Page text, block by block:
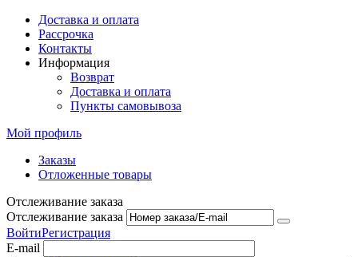
Доставка и оплата
Рассрочка
Контакты
Информация
Возврат
Доставка и оплата
Пункты самовывоза
Мой профиль
Заказы
Отложенные товары
Отслеживание заказа
Отслеживание заказа
ВойтиРегистрация
E-mail